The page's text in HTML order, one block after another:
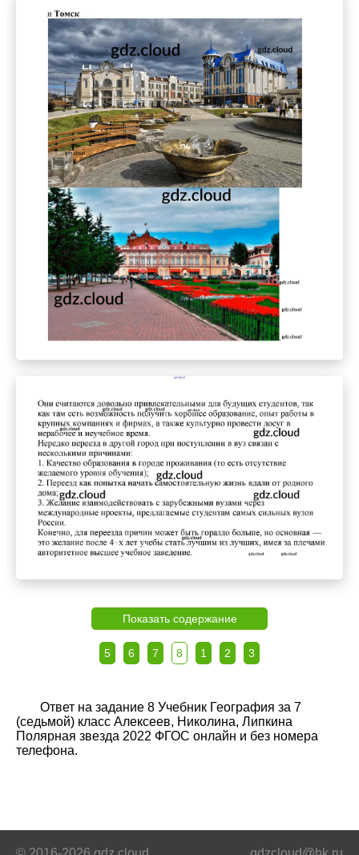
Показать содержание
5 6 7 8 1 2 3
Ответ на задание 8 Учебник География за 7
(седьмой) класс Алексеев, Николина, Липкина
Полярная звезда 2022 ФГОС онлайн и без номера
телефона.